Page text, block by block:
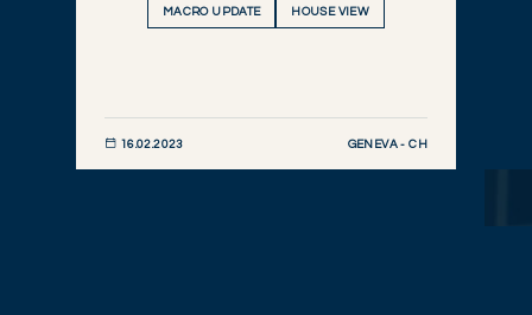
MACRO UPDATE HOUSE VIEW
16.02.2023 GENEVA - CH